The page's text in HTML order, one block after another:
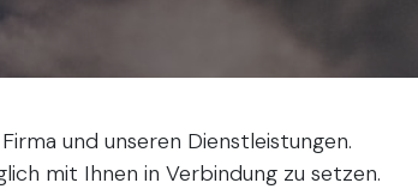
und unseren Dienstleistungen.
mit Ihnen in Verbindung zu setzen.